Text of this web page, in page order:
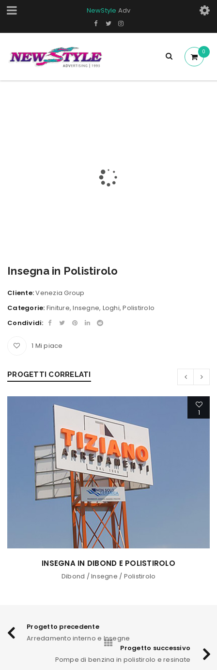
NewStyle Adv
0
Insegna in Polistirolo
Cliente:Venezia Group
Categorie: Finiture,Insegne, Loghi,Polistirolo
Condividi:
1 Mi piace
PROGETTI CORRELATI
1
INSEGNA IN DIBOND E POLISTIROLO
Dibond /Insegne / Polistirolo
Progetto precedente
Arredamento interno e Insegne
Progetto successivo
Pompe di benzina in polistirolo e resinate